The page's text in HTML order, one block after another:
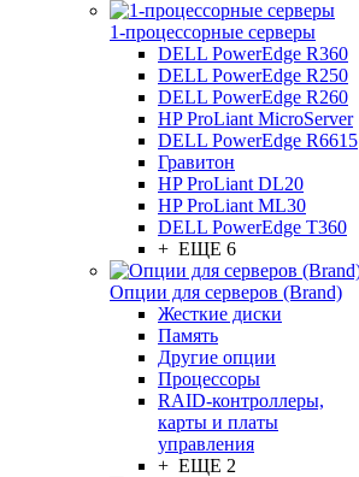
1-процессорные серверы
DELL PowerEdge R360
DELL PowerEdge R250
DELL PowerEdge R260
HP ProLiant MicroServer
DELL PowerEdge R6615
Гравитон
HP ProLiant DL20
HP ProLiant ML30
DELL PowerEdge T360
+ ЕЩЕ 6
Опции для серверов (Brand)
Жесткие диски
Память
Другие опции
Процессоры
RAID-контроллеры,
карты и платы
управления
+ ЕЩЕ 2